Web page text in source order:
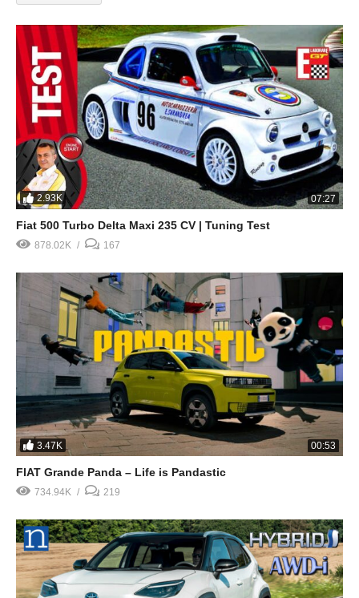
2.93K 07:27
Fiat 500 Turbo Delta Maxi 235 CV | Tuning Test
878.02K 167
3.47K 00:53
FIAT Grande Panda – Life is Pandastic
734.94K 219